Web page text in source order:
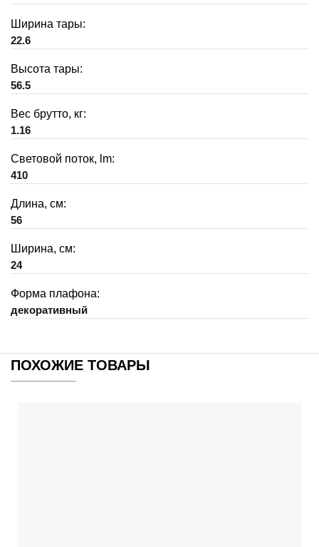
Ширина тары:
22.6
Высота тары:
56.5
Вес брутто, кг:
1.16
Световой поток, lm:
410
Длина, см:
56
Ширина, см:
24
Форма плафона:
декоративный
ПОХОЖИЕ ТОВАРЫ